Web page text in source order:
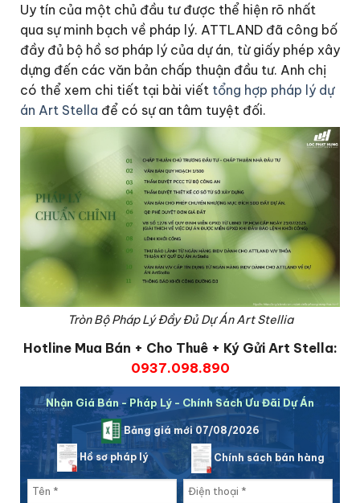
Uy tín của một chủ đầu tư được thể hiện rõ nhất
qua sự minh bạch về pháp lý. ATTLAND đã công bố
đầy đủ bộ hồ sơ pháp lý của dự án, từ giấy phép xây
dựng đến các văn bản chấp thuận đầu tư. Anh chị
có thể xem chi tiết tại bài viết tổng hợp pháp lý dự
án Art Stella để có sự an tâm tuyệt đối.
Tròn Bộ Pháp Lý Đầy Đủ Dự Án Art Stellia
Hotline Mua Bán + Cho Thuê + Ký Gửi Art Stella:
0937.098.890
Nhận Giá Bán - Pháp Lý - Chính Sách Ưu Đãi Dự Án
Bảng giá mới 07/08/2026
Hồ sơ pháp lý Chính sách bán hàng